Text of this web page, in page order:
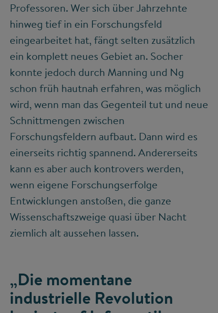
Professoren. Wer sich über Jahrzehnte
hinweg tief in ein Forschungsfeld
eingearbeitet hat, fängt selten zusätzlich
ein komplett neues Gebiet an. Socher
konnte jedoch durch Manning und Ng
schon früh hautnah erfahren, was möglich
wird, wenn man das Gegenteil tut und neue
Schnittmengen zwischen
Forschungsfeldern aufbaut. Dann wird es
einerseits richtig spannend. Andererseits
kann es aber auch kontrovers werden,
wenn eigene Forschungserfolge
Entwicklungen anstoßen, die ganze
Wissenschaftszweige quasi über Nacht
ziemlich alt aussehen lassen.
„Die momentane
industrielle Revolution